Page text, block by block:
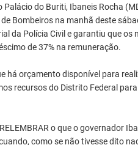
Palácio do Buriti, Ibaneis Rocha
Bombeiros na manhã deste
da Polícia Civil e garantiu que
de 37% na remuneração.
há orçamento disponível para
recursos do Distrito Federal
RELEMBRAR o que o governador
como se não tivesse dito